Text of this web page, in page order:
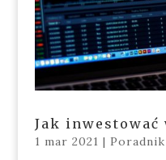
Jak
1 mar 2021 | Poradnik